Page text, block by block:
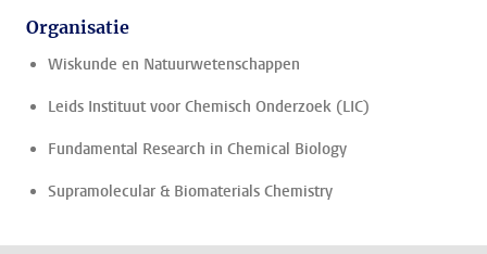
Organisatie
Wiskunde en Natuurwetenschappen
Leids Instituut voor Chemisch Onderzoek (LIC)
Fundamental Research in Chemical Biology
Supramolecular & Biomaterials Chemistry